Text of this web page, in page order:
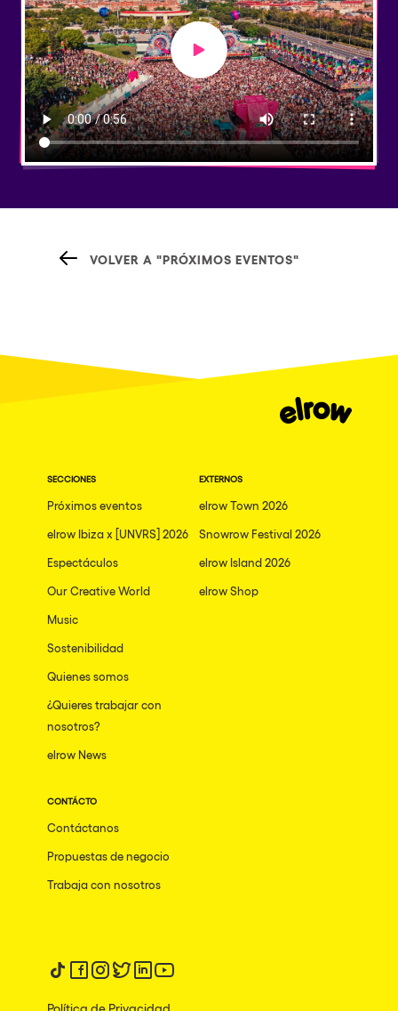
Play video
VOLVER A "PRÓXIMOS EVENTOS"
SECCIONES
Próximos eventos
elrow Ibiza x [UNVRS] 2026
Espectáculos
Our Creative World
Music
Sostenibilidad
Quienes somos
¿Quieres trabajar con
nosotros?
elrow News
EXTERNOS
elrow Town 2026
Snowrow Festival 2026
elrow Island 2026
elrow Shop
CONTÁCTO
Contáctanos
Propuestas de negocio
Trabaja con nosotros
Síguenos en tiktok
Síguenos en facebook
Síguenos en instagram
Síguenos en twitter
Síguenos en linkedin
Síguenos en youtube
Política de Privacidad